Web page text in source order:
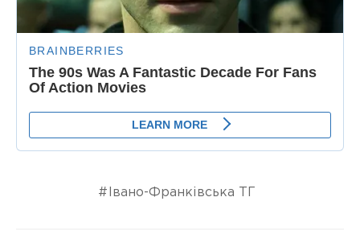
Івано-Франківська ТГ